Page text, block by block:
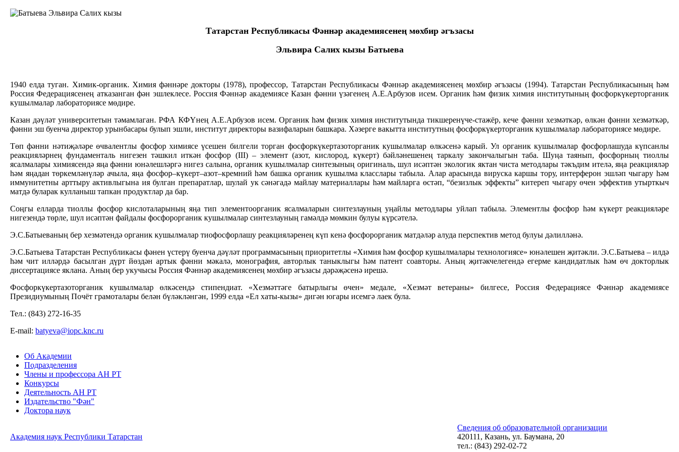
Татарстан Республикасы Фәннәр академиясенең мөхбир әгъзасы
Эльвира Салих кызы Батыева
1940 елда туган. Химик-органик. Химия фәннәре докторы (1978), профессор, Татарстан Республикасы Фәннәр академиясенең мөхбир әгъзасы (1994). Татарстан Республикасының һәм
Россия Федерациясенең атказанган фән эшлеклесе. Россия Фәннәр академиясе Казан фәнни үзәгенең А.Е.Арбузов исем. Органик һәм физик химия институтының фосфоркүкерторганик
кушылмалар лабораториясе мөдире.
Казан дәүләт университетын тәмамлаган. РФА КФҮнең А.Е.Арбузов исем. Органик һәм физик химия институтында тикшеренүче-стажёр, кече фәнни хезмәткәр, өлкән фәнни хезмәткәр,
фәнни эш буенча директор урынбасары булып эшли, институт директоры вазифаларын башкара. Хәзерге вакытта институтның фосфоркүкерторганик кушылмалар лабораториясе мөдире.
Төп фәнни нәтиҗәләре өчвалентлы фосфор химиясе үсешен билгели торган фосфоркүкертазоторганик кушылмалар өлкәсенә карый. Ул органик кушылмалар фосфорлашуда күпсанлы
реакцияләрнең фундаменталь нигезен тәшкил иткән фосфор (III) – элемент (азот, кислород, күкерт) бәйләнешенең таркалу закончалыгын таба. Шуңа таянып, фосфорның тиоллы
ясалмалары химиясендә яңа фәнни юнәлешләргә нигез салына, органик кушылмалар синтезының оригиналь, шул исәптән экологик яктан чиста методлары тәкъдим ителә, яңа реакцияләр
һәм яңадан төркемләнүләр ачыла, яңа фосфор–күкерт–азот–кремний һәм башка органик кушылма класслары табыла. Алар арасында вируска каршы тору, интерферон эшләп чыгару һәм
иммунитетны арттыру активлыгына ия булган препаратлар, шулай ук сәнәгадә майлау материаллары һәм майларга өстәп, “безизлык эффекты” китереп чыгару өчен эффектив утырткыч
матдә буларак кулланыш тапкан продуктлар да бар.
Соңгы елларда тиоллы фосфор кислоталарының яңа тип элементоорганик ясалмаларын синтезлауның уңайлы методлары уйлап табыла. Элементлы фосфор һәм күкерт реакцияләре
нигезендә төрле, шул исәптән файдалы фосфорорганик кушылмалар синтезлауның гамәлдә мөмкин булуы күрсәтелә.
Э.С.Батыеваның бер хезмәтендә органик кушылмалар тиофосфорлашу реакцияләренең күп кенә фосфорорганик матдәләр алуда перспектив метод булуы дәлилләнә.
Э.С.Батыева Татарстан Республикасы фәнен үстерү буенча дәүләт программасының приоритетлы «Химия һәм фосфор кушылмалары технологиясе» юнәлешен җитәкли. Э.С.Батыева – илдә
һәм чит илләрдә басылган дүрт йөздән артык фәнни мәкалә, монография, авторлык таныклыгы һәм патент соавторы. Аның җитәкчелегендә егерме кандидатлык һәм өч докторлык
диссертациясе яклана. Аның бер укучысы Россия Фәннәр академиясенең мөхбир әгъзасы дәрәҗәсенә ирешә.
Фосфоркүкертазоторганик кушылмалар өлкәсендә стипендиат. «Хезмәттәге батырлыгы өчен» медале, «Хезмәт ветераны» билгесе, Россия Федерациясе Фәннәр академиясе
Президиумының Почёт грамоталары белән бүләкләнгән, 1999 елда «Ел хаты-кызы» дигән югары исемгә лаек була.
Тел.: (843) 272-16-35
E-mail: batyeva@iopc.knc.ru
Об Академии
Подразделения
Члены и профессора АН РТ
Конкурсы
Деятельность АН РТ
Издательство "Фән"
Доктора наук
Академия наук Республики Татарстан
Сведения об образовательной организации
420111, Казань, ул. Баумана, 20
тел.: (843) 292-02-72